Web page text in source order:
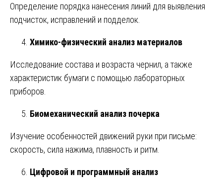
Определение порядка нанесения линий для выявления
подчисток, исправлений и подделок.
Химико-физический анализ материалов
Исследование состава и возраста чернил, а также
характеристик бумаги с помощью лабораторных
приборов.
Биомеханический анализ почерка
Изучение особенностей движений руки при письме:
скорость, сила нажима, плавность и ритм.
Цифровой и программный анализ